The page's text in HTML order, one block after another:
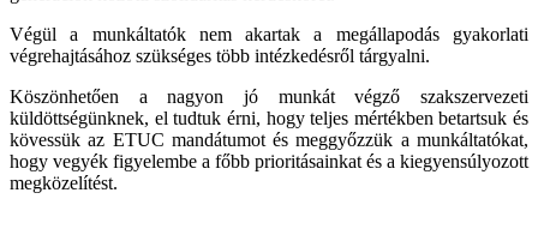
Végül a munkáltatók nem akartak a megállapodás gyakorlati
végrehajtásához szükséges több intézkedésről tárgyalni.
Köszönhetően a nagyon jó munkát végző szakszervezeti
küldöttségünknek, el tudtuk érni, hogy teljes mértékben betartsuk és
kövessük az ETUC mandátumot és meggyőzzük a munkáltatókat,
hogy vegyék figyelembe a főbb prioritásainkat és a kiegyensúlyozott
megközelítést.